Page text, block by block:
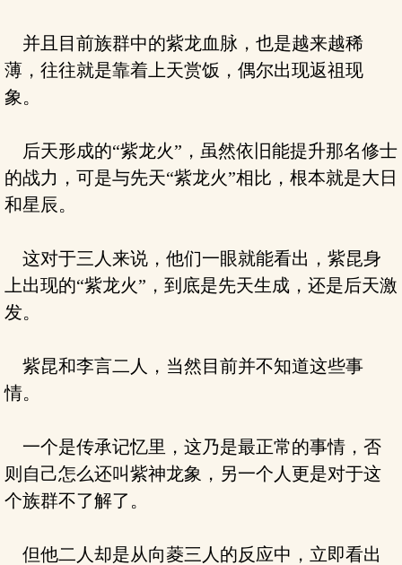
并且目前族群中的紫龙血脉，也是越来越稀
薄，往往就是靠着上天赏饭，偶尔出现返祖现
象。
后天形成的“紫龙火”，虽然依旧能提升那名修士
的战力，可是与先天“紫龙火”相比，根本就是大日
和星辰。
这对于三人来说，他们一眼就能看出，紫昆身
上出现的“紫龙火”，到底是先天生成，还是后天激
发。
紫昆和李言二人，当然目前并不知道这些事
情。
一个是传承记忆里，这乃是最正常的事情，否
则自己怎么还叫紫神龙象，另一个人更是对于这
个族群不了解了。
但他二人却是从向菱三人的反应中，立即看出